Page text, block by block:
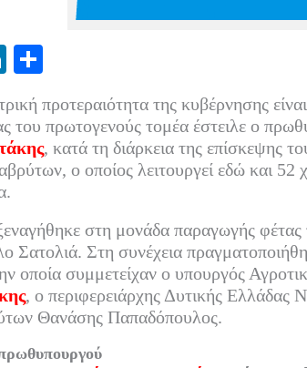
Li
ed
In
ρ
α
στ
τε
προτεραιότητα της κυβέρνησης
του πρωτογενούς τομέα έστειλε ο
, κατά τη διάρκεια της επίσκεψης
ο οποίος λειτουργεί εδώ και 52
στη μονάδα παραγωγής φέτας
Σατολιά. Στη συνέχεια
οποία συμμετείχαν ο υπουργός
, ο περιφερειάρχης Δυτικής Ελλάδας
Θανάσης Παπαδόπουλος.